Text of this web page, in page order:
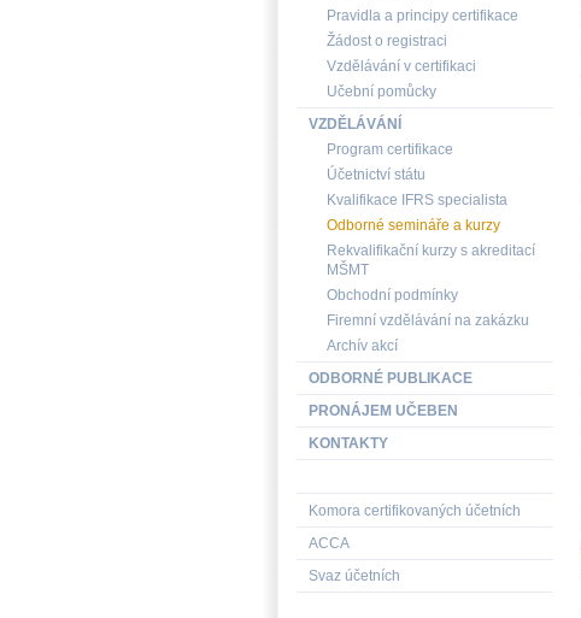
Pravidla a principy certifikace
Žádost o registraci
Vzdělávání v certifikaci
Učební pomůcky
VZDĚLÁVÁNÍ
Program certifikace
Účetnictví státu
Kvalifikace IFRS specialista
Odborné semináře a kurzy
Rekvalifikační kurzy s akreditací
MŠMT
Obchodní podmínky
Firemní vzdělávání na zakázku
Archív akcí
ODBORNÉ PUBLIKACE
PRONÁJEM UČEBEN
KONTAKTY
Komora certifikovaných účetních
ACCA
Svaz účetních